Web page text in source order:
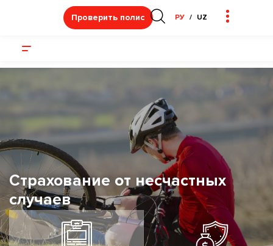
Проверить полис РУ UZ
Страхование от несчастных
случаев